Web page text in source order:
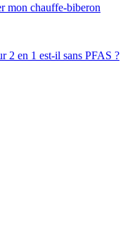
mon chauffe-biberon
2 en 1 est-il sans PFAS ?